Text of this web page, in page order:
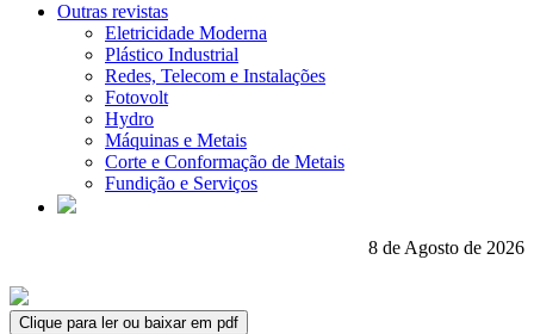
Outras revistas
Eletricidade Moderna
Plástico Industrial
Redes, Telecom e Instalações
Fotovolt
Hydro
Máquinas e Metais
Corte e Conformação de Metais
Fundição e Serviços
8 de Agosto de 2026
Clique para ler ou baixar em pdf